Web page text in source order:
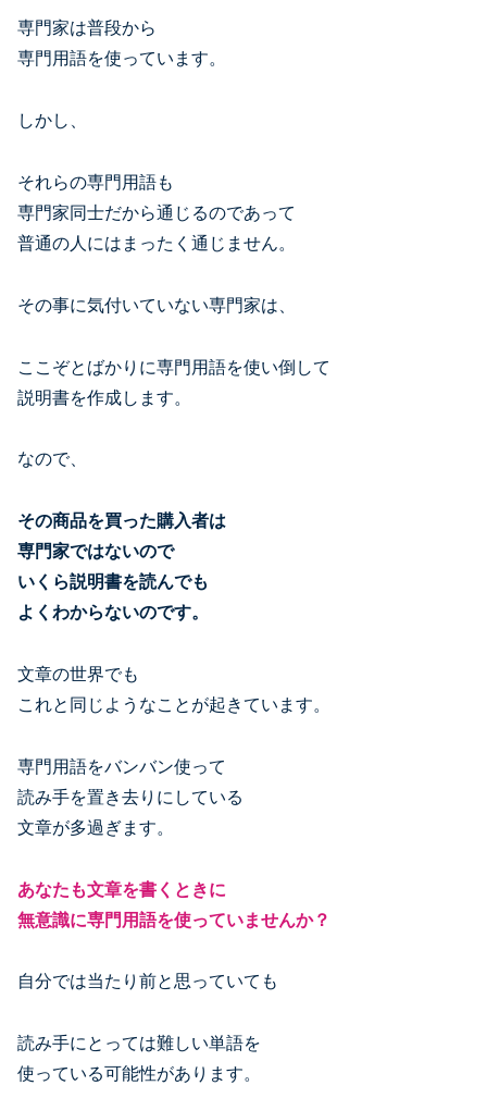
専門家は普段から
専門用語を使っています。
しかし、
それらの専門用語も
専門家同士だから通じるのであって
普通の人にはまったく通じません。
その事に気付いていない専門家は、
ここぞとばかりに専門用語を使い倒して
説明書を作成します。
なので、
その商品を買った購入者は
専門家ではないので
いくら説明書を読んでも
よくわからないのです。
文章の世界でも
これと同じようなことが起きています。
専門用語をバンバン使って
読み手を置き去りにしている
文章が多過ぎます。
あなたも文章を書くときに
無意識に専門用語を使っていませんか？
自分では当たり前と思っていても
読み手にとっては難しい単語を
使っている可能性があります。